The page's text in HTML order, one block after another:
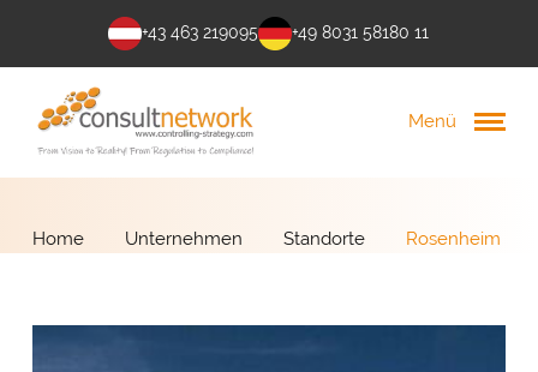
+43 463 219095 +49 8031 58180 11
Menü
Home Unternehmen Standorte Rosenheim